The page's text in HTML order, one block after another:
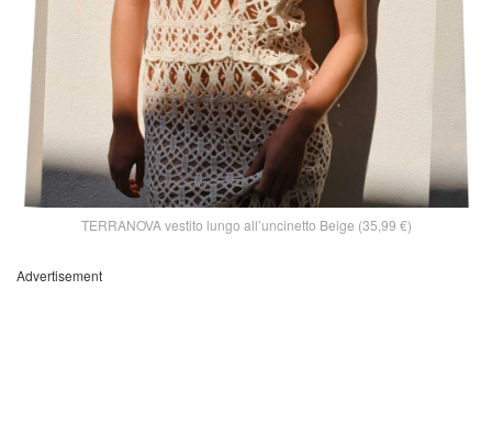
TERRANOVA vestito lungo all’uncinetto Beige (35,99 €)
Advertisement